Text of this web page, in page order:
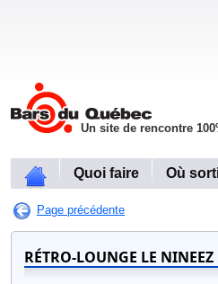
Un site de rencontre
Quoi faire Où
Page précédente
RÉTRO-LOUNGE LE NINEEZ